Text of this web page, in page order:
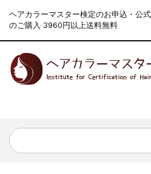
ヘアカラーマスター検定のお申込・公
のご購入 3960円以上送料無料
一部ヘアカラーチャートのお値引き
新着情報
2026.7.1